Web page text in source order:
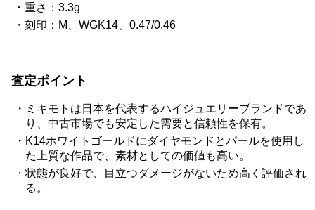
重さ：3.3g
刻印：M、WGK14、0.47/0.46
査定ポイント
ミキモトは日本を代表するハイジュエリーブランドであ
り、中古市場でも安定した需要と信頼性を保有。
K14ホワイトゴールドにダイヤモンドとパールを使用し
た上質な作品で、素材としての価値も高い。
状態が良好で、目立つダメージがないため高く評価され
る。